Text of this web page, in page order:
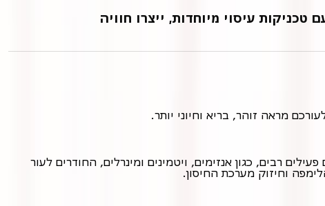
עיסוי מיוחדות, ייצרו חוויה
מראה זוהר, בריא וחיוני יותר.
וחיזוק מערכת החיסון.